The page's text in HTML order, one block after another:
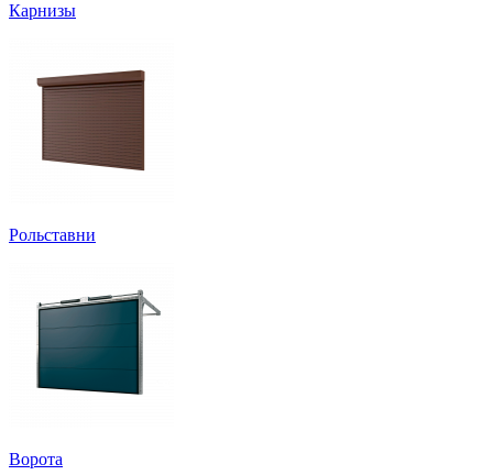
Карнизы
Рольставни
Ворота